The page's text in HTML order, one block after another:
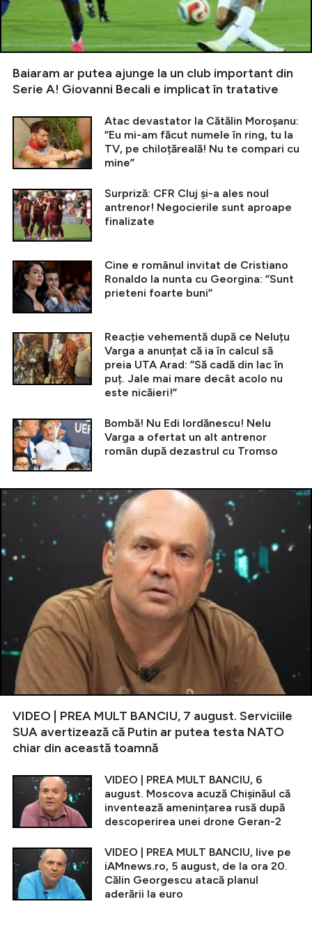
Baiaram ar putea ajunge la un club important din
Serie A! Giovanni Becali e implicat în tratative
Atac devastator la Cătălin Moroșanu:
”Eu mi-am făcut numele în ring, tu la
TV, pe chiloțăreală! Nu te compari cu
mine”
Surpriză: CFR Cluj și-a ales noul
antrenor! Negocierile sunt aproape
finalizate
Cine e românul invitat de Cristiano
Ronaldo la nunta cu Georgina: ”Sunt
prieteni foarte buni”
Reacție vehementă după ce Neluțu
Varga a anunțat că ia în calcul să
preia UTA Arad: ”Să cadă din lac în
puț. Jale mai mare decât acolo nu
este nicăieri!”
Bombă! Nu Edi Iordănescu! Nelu
Varga a ofertat un alt antrenor
român după dezastrul cu Tromso
VIDEO | PREA MULT BANCIU, 7 august. Serviciile
SUA avertizează că Putin ar putea testa NATO
chiar din această toamnă
VIDEO | PREA MULT BANCIU, 6
august. Moscova acuză Chișinăul că
inventează amenințarea rusă după
descoperirea unei drone Geran-2
VIDEO | PREA MULT BANCIU, live pe
iAMnews.ro, 5 august, de la ora 20.
Călin Georgescu atacă planul
aderării la euro